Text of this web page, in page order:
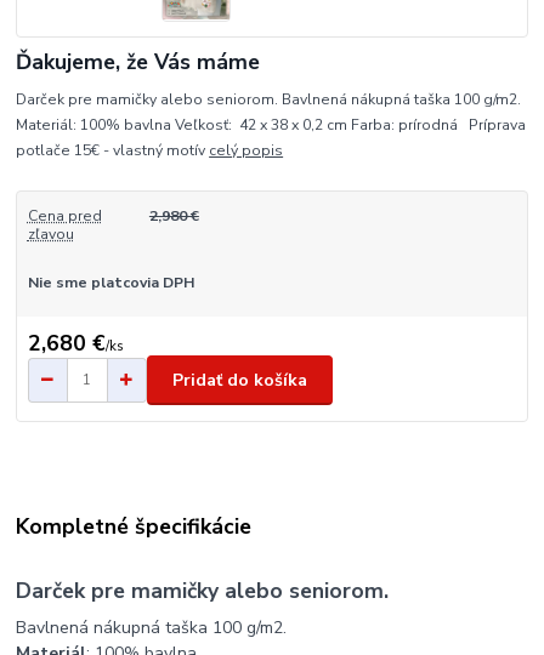
Ďakujeme, že Vás máme
Darček pre mamičky alebo seniorom. Bavlnená nákupná taška 100 g/m2.
Materiál: 100% bavlna Veľkosť: 42 x 38 x 0,2 cm Farba: prírodná Príprava
potlače 15€ - vlastný motív celý popis
Cena pred
zľavou
2,980 €
Nie sme platcovia DPH
2,680 €/ks
Pridať do košíka
Kompletné špecifikácie
Darček pre mamičky alebo seniorom.
Bavlnená nákupná taška 100 g/m2.